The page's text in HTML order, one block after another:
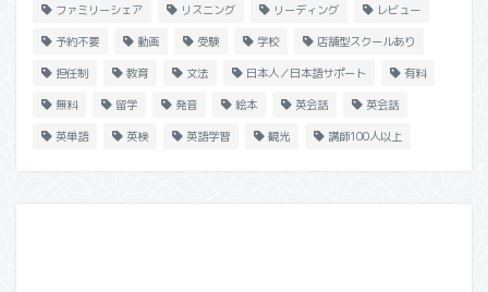
ファミリーシェア リスニング リーディング レビュー
予約不要 動画 受験 学校 店舗型スクールあり
担任制 教育 文法 日本人／日本語サポート 有料
無料 留学 発音 絵本 英会話 英会話
英単語 英検 英語学習 観光 講師100人以上